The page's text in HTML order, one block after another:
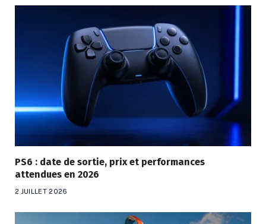
PS6 : date de sortie, prix et performances
attendues en 2026
2 JUILLET 2026